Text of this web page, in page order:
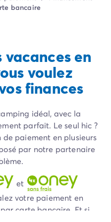
bancaire
en
voulez
finances
idéal, avec la
parfait. Le seul hic ?
paiement en plusieurs
par notre partenaire
et
votre paiement en
carte bancaire. Et si